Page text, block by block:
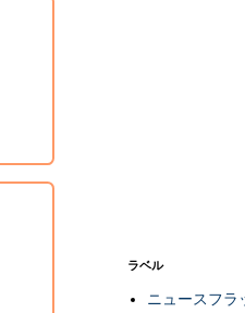
ラベル
ニュースフラ